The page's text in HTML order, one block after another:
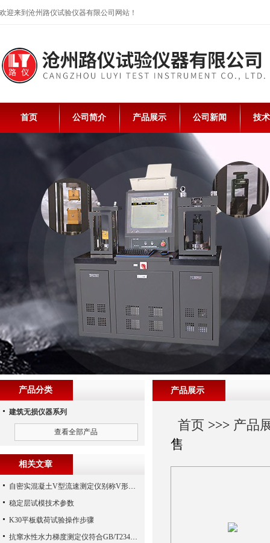
欢迎来到沧州路仪试验仪器有限公司网站！
首页 公司简介 产品展示 公司新闻 技
产品展示
首页 >>> 产品
售
产品分类
建筑无损仪器系列
查看全部产品
相关文章
自密实混凝土V型流速测定仪别称V形漏斗手机端
稳定层试模技术参数
K30平板载荷试验操作步骤
抗窜水性水力梯度测定仪符合GB/T23457-2017